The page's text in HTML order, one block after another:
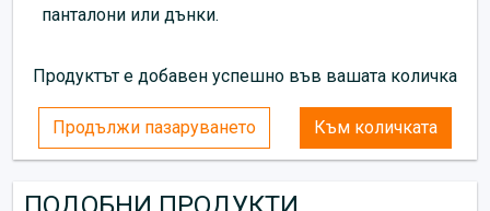
панталони или дънки.
Продуктът е добавен успешно във вашата количка
Продължи пазаруването Към количката